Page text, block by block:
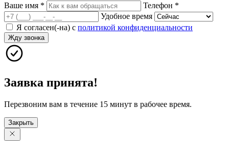
Ваше имя * Телефон *
Удобное время
Я согласен(-на) с политикой конфиденциальности
Жду звонка
Заявка принята!
Перезвоним вам в течение 15 минут в рабочее время.
Закрыть